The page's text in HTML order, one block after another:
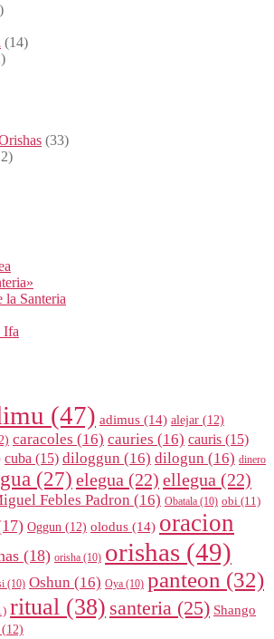
(14)
(33)
la Santeria
Ifa
(47) adimus (14) alejar (12)
caracoles (16) cauries (16) cauris (15)
cuba (15) diloggun (16) dilogun (16) dinero
(27) elegua (22) ellegua (22)
Febles Padron (16) Obatala (10) obi (11)
Oggun (12) olodus (14) oracion
(18) orisha (10) orishas (49)
(10) Oshun (16) Oya (10) panteon (32)
ritual (38) santeria (25) Shango
(12)